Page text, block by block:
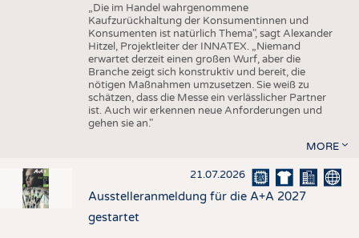
„Die im Handel wahrgenommene
Kaufzurückhaltung der Konsumentinnen und
Konsumenten ist natürlich Thema", sagt Alexander
Hitzel, Projektleiter der INNATEX. „Niemand
erwartet derzeit einen großen Wurf, aber die
Branche zeigt sich konstruktiv und bereit, die
nötigen Maßnahmen umzusetzen. Sie weiß zu
schätzen, dass die Messe ein verlässlicher Partner
ist. Auch wir erkennen neue Anforderungen und
gehen sie an."
MORE
21.07.2026
Ausstelleranmeldung für die A+A 2027
gestartet